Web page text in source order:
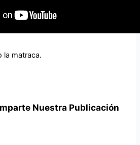
la matraca.
Nuestra Publicación